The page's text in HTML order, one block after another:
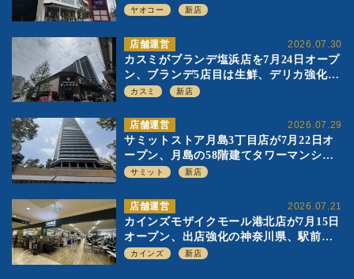
浦和店とは生鮮強化、ですみ分け
ヤオコー 新店
2026.07.30
店舗運営
カスミがブランデ塩浜店を7月24日オープ
ン、ブランデ5店目は生鮮、デリカ強化の
一方で通常店の要素も取り入れ
カスミ 新店
2026.07.29
店舗運営
サミットストア月島3丁目店が7月22日オ
ープン、月島の58階建てタワーマンショ
ン1階に生鮮強化の小商圏型店を出店
サミット 新店
2026.07.21
店舗運営
カインズモザイクモール港北店が7月15日
オープン、出店強化の神奈川県、駅前
SC2階の都市型小型店
カインズ 新店